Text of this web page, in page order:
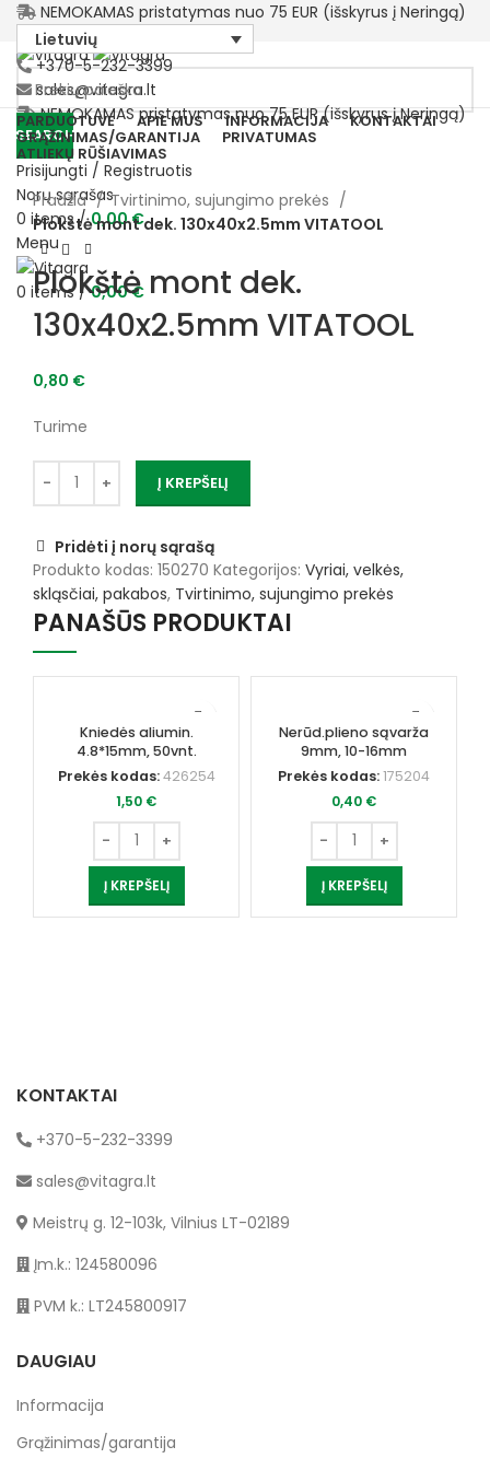
NEMOKAMAS pristatymas nuo 75 EUR (išskyrus į Neringą)
Lietuvių
+370-5-232-3399
sales@vitagra.lt
NEMOKAMAS pristatymas nuo 75 EUR (išskyrus į Neringą)
SEARCH
Prisijungti / Registruotis
Norų sąrašas
0 items / 0,00€
Menu
0 items / 0,00€
PARDUOTUVĖ APIE MUS INFORMACIJA KONTAKTAI
GRĄŽINIMAS/GARANTIJA PRIVATUMAS
ATLIEKŲ RŪŠIAVIMAS
Pradžia
Tvirtinimo, sujungimo prekės
Plokštė mont dek. 130x40x2.5mm VITATOOL
Plokštė mont dek.
130x40x2.5mm VITATOOL
0,80 €
Turime
Į KREPŠELĮ
Pridėti į norų sąrašą
Produkto kodas: 150270 Kategorijos: Vyriai, velkės,
skląsčiai, pakabos, Tvirtinimo, sujungimo prekės
PANAŠŪS PRODUKTAI
Kniedės aliumin.
4.8*15mm, 50vnt.
Prekės kodas:426254
1,50 €
Į KREPŠELĮ
Nerūd.plieno sąvarža
9mm, 10-16mm
Prekės kodas:175204
0,40 €
Į KREPŠELĮ
KONTAKTAI
+370-5-232-3399
sales@vitagra.lt
Meistrų g. 12-103k, Vilnius LT-02189
Įm.k.: 124580096
PVM k.: LT245800917
DAUGIAU
Informacija
Grąžinimas/garantija